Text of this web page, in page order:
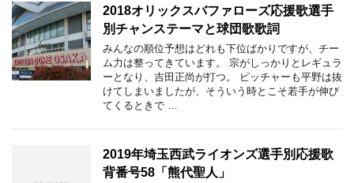
2018オリックスバファローズ応援歌選手
別チャンステーマと球団歌歌詞
みんなの順位予想はどれも下位ばかりですが、チー
ム力は整ってきています。 宗がしっかりとレギュラ
ーとなり、吉田正尚が打つ。 ピッチャーも平野は抜
けてしまいましたが、そういう時とこそ若手が伸び
てくるときで …
2019年埼玉西武ライオンズ選手別応援歌
背番号58「熊代聖人」